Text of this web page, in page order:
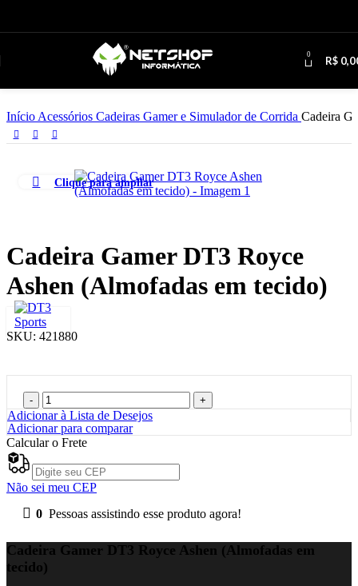
0 R$
Início Acessórios Cadeiras Gamer e Simulador de Corrida Cadeira
Clique para ampliar
Cadeira Gamer DT3 Royce
Ashen (Almofadas em tecido)
SKU: 421880
Cadeira
Gamer
DT3
Royce
(Almofadas
em
quantidade
Adicionar à Lista de Desejos
Adicionar para comparar
Calcular o Frete
Não sei meu CEP
0 Pessoas assistindo esse produto agora!
Cadeira Gamer DT3 Royce Ashen (Almofadas em
tecido)